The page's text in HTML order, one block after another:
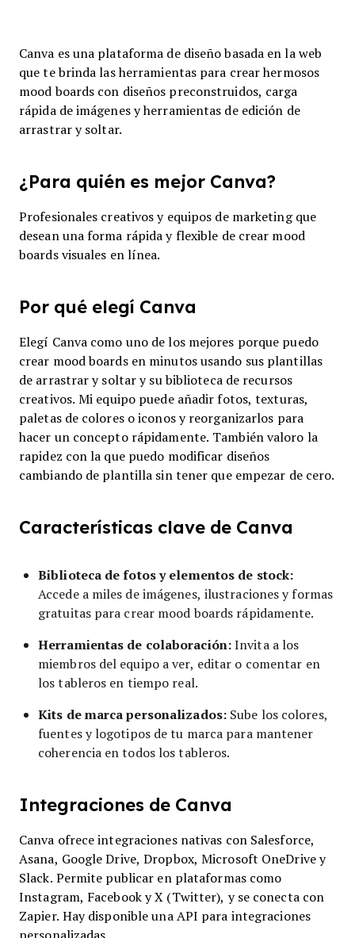
Canva es una plataforma de diseño basada en la web
que te brinda las herramientas para crear hermosos
mood boards con diseños preconstruidos, carga
rápida de imágenes y herramientas de edición de
arrastrar y soltar.
¿Para quién es mejor Canva?
Profesionales creativos y equipos de marketing que
desean una forma rápida y flexible de crear mood
boards visuales en línea.
Por qué elegí Canva
Elegí Canva como uno de los mejores porque puedo
crear mood boards en minutos usando sus plantillas
de arrastrar y soltar y su biblioteca de recursos
creativos. Mi equipo puede añadir fotos, texturas,
paletas de colores o iconos y reorganizarlos para
hacer un concepto rápidamente. También valoro la
rapidez con la que puedo modificar diseños
cambiando de plantilla sin tener que empezar de cero.
Características clave de Canva
Biblioteca de fotos y elementos de stock:
Accede a miles de imágenes, ilustraciones y formas
gratuitas para crear mood boards rápidamente.
Herramientas de colaboración:Invita a los
miembros del equipo a ver, editar o comentar en
los tableros en tiempo real.
Kits de marca personalizados:Sube los colores,
fuentes y logotipos de tu marca para mantener
coherencia en todos los tableros.
Integraciones de Canva
Canva ofrece integraciones nativas con Salesforce,
Asana, Google Drive, Dropbox, Microsoft OneDrive y
Slack. Permite publicar en plataformas como
Instagram, Facebook y X (Twitter), y se conecta con
Zapier. Hay disponible una API para integraciones
personalizadas.